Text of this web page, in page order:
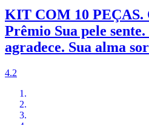
KIT COM 10 PEÇAS.
Prêmio Sua pele
agradece. Sua alma
4.2